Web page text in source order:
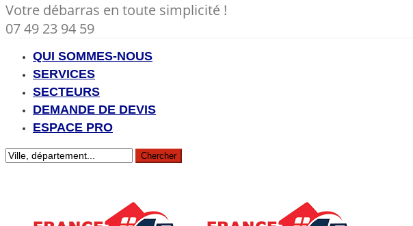
Votre débarras en toute simplicité !
07 49 23 94 59
QUI SOMMES-NOUS
SERVICES
SECTEURS
DEMANDE DE DEVIS
ESPACE PRO